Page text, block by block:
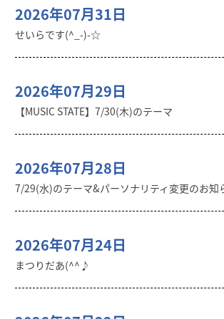
2026年07月31日
せいらです(^_-)-☆
2026年07月29日
【MUSIC STATE】7/30(木)のテーマ
2026年07月28日
7/29(水)のテーマ&パーソナリティ変更のお知
2026年07月24日
まつりだあ(^^♪